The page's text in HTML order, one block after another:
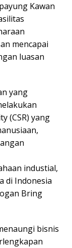
Kawan
mencapai
luasan
yang
(CSR) yang
industial,
di Indonesia
Bring
bisnis